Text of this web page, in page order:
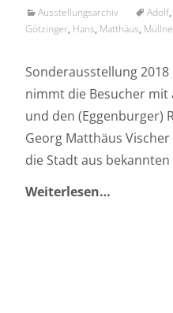
Ausstellungsarchiv Adolf,
Götzinger, Hans, Matthäus,
Sonderausstellung
nimmt die Besucher mit
und den (Eggenburger)
Georg Matthäus
die Stadt aus
Weiterlesen…